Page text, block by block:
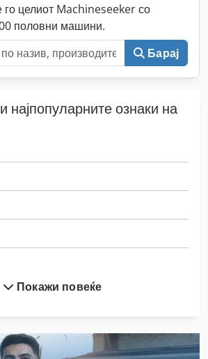
го целиот Machineseeker со
половни машини.
Барај
најпопуларните ознаки на
Покажи повеќе